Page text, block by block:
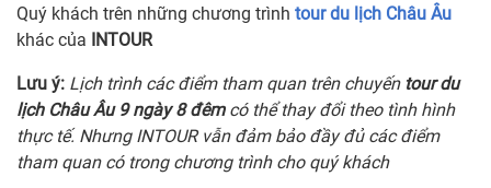
Quý khách trên những chương trình tour du lịch Châu Âu
khác của
INTOUR
Lưu ý: Lịch trình các điểm tham quan trên chuyến tour du
lịch Châu Âu 9 ngày 8 đêmcó thể thay đổi theo tình hình
thực tế. Nhưng INTOUR vẫn đảm bảo đầy đủ các điểm
tham quan có trong chương trình cho quý khách